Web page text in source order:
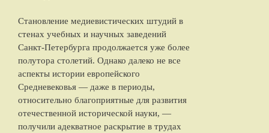
Становление медиевистических штудий в
стенах учебных и научных заведений
Санкт-Петербурга продолжается уже более
полутора столетий. Однако далеко не все
аспекты истории европейского
Средневековья — даже в периоды,
относительно благоприятные для развития
отечественной исторической науки, —
получили адекватное раскрытие в трудах